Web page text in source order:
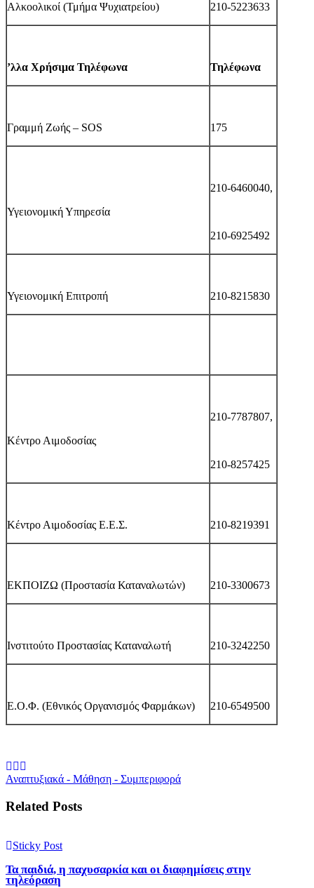
Αλκοολικοί (Τμήμα Ψυχιατρείου) 210-5223633
ʼλλα Χρήσιμα Τηλέφωνα Τηλέφωνα
Γραμμή Ζωής – SOS 175
Υγειονομική Υπηρεσία
210-6460040,
210-6925492
Υγειονομική Επιτροπή 210-8215830
Κέντρο Αιμοδοσίας
210-7787807,
210-8257425
Κέντρο Αιμοδοσίας Ε.Ε.Σ. 210-8219391
ΕΚΠΟΙΖΩ (Προστασία Καταναλωτών) 210-3300673
Ινστιτούτο Προστασίας Καταναλωτή 210-3242250
Ε.Ο.Φ. (Εθνικός Οργανισμός Φαρμάκων) 210-6549500
Αναπτυξιακά - Μάθηση - Συμπεριφορά
Related Posts
Sticky Post
Τα παιδιά, η παχυσαρκία και οι διαφημίσεις στην
τηλεόραση